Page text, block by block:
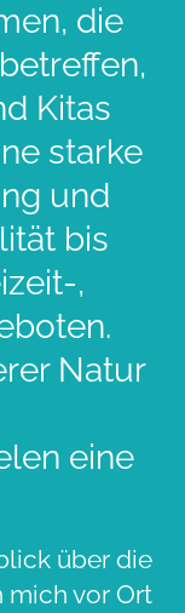
die
Kitas
starke
und
bis
,
Natur
eine
über die
mich vor Ort